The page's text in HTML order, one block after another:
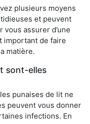
plusieurs moyens
et peuvent
assurer d’une
important de faire
matière.
sont-elles
punaises de lit ne
peuvent vous donner
infections. En